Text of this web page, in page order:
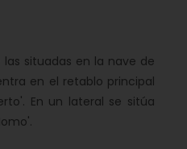
situadas en la nave de
en el retablo principal
En un lateral se sitúa